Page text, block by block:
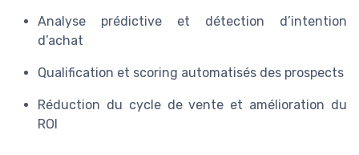
Analyse prédictive et détection d’intention
d’achat
Qualification et scoring automatisés des prospects
Réduction du cycle de vente et amélioration du
ROI